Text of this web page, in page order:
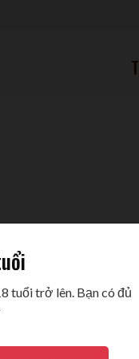
tuổi trở lên. Bạn có đủ